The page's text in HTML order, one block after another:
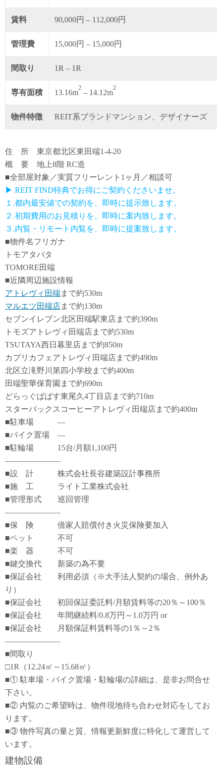
賃料 90,000円 – 112,000円
管理費 15,000円 – 15,000円
間取り 1R – 1R
専有面積 13.16m
2
– 14.12m
2
物件特徴 REIT系ブランドマンション、デザイナーズ
住 所 東京都北区東田端1-4-20
概 要 地上8階 RC造
■全部屋対象／実質フリーレント1ヶ月／相談可
▶ REIT FIND特典でお得にご契約くださいませ。
１.都内最安値での契約を、即時に提示致します。
２.初期費用のお見積りを、即時に案内致します。
３.内覧・リモート内覧を、即時に提案致します。
■物件名フリガナ
トモアタバタ
TOMORE田端
■近隣周辺施設情報
アトレヴィ田端まで約530m
マルエツ田端店まで約130m
セブンイレブン北区田端駅東店まで約390m
トモズアトレヴィ田端店まで約530m
TSUTAYA西日暮里店まで約850m
カプリカフェアトレヴィ田端店まで約490m
北区立滝野川第四小学校まで約400m
田端聖華保育園まで約690m
どらっぐぱぱす東尾久4丁目店まで約710m
スターバックスコーヒーアトレヴィ田端店まで約400m
■駐車場 ―
■バイク置場 ―
■駐輪場 15台/月額1,100円
―――――――
■設 計 株式会社長谷建築設計事務所
■施 工 ライト工業株式会社
■管理形式 巡回管理
―――――――
■保 険 借家人賠償付き火災保険要加入
■ペット 不可
■楽 器 不可
■鍵交換代 新築の為不要
■保証会社 利用必須（※大手法人契約の場合、例外あ
り）
■保証会社 初回保証委託料/月額賃料等の20％～100％
■保証会社 年間継続料/0.8万円～1.0万円 or
■保証会社 月額保証料賃料等の1％～2％
―――――――
■間取り
□1R（12.24㎡～15.68㎡）
■① 駐車場・バイク置場・駐輪場の詳細は、是非お問合せ
下さい。
■② 内覧のご希望時は、物件現地待ち合わせ対応をしてお
ります。
■③ 物件写真の量と質、情報更新鮮度に特化して運営して
います。
建物設備